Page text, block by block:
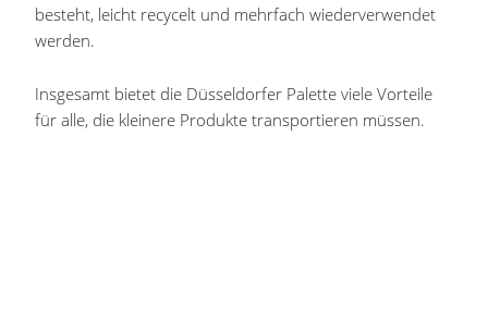
besteht, leicht recycelt und mehrfach wiederverwendet
werden.
Insgesamt bietet die Düsseldorfer Palette viele Vorteile
für alle, die kleinere Produkte transportieren müssen.